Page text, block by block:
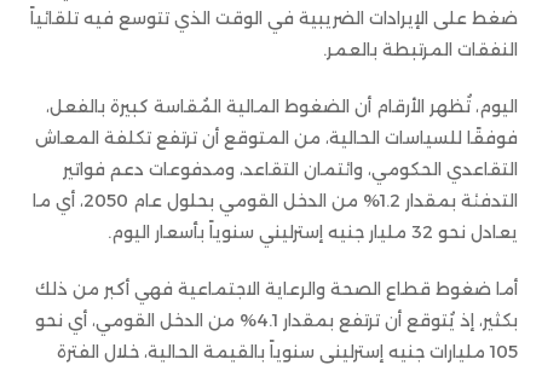
ضغط على الإيرادات الضريبية في الوقت الذي تتوسع فيه تلقائياً
النفقات المرتبطة بالعمر.
اليوم، تُظهر الأرقام أن الضغوط المالية المُقاسة كبيرة بالفعل،
فوفقًا للسياسات الحالية، من المتوقع أن ترتفع تكلفة المعاش
التقاعدي الحكومي، وائتمان التقاعد، ومدفوعات دعم فواتير
التدفئة بمقدار 1.2% من الدخل القومي بحلول عام 2050، أي ما
يعادل نحو 32 مليار جنيه إسترليني سنوياً بأسعار اليوم.
أما ضغوط قطاع الصحة والرعاية الاجتماعية فهي أكبر من ذلك
بكثير، إذ يُتوقع أن ترتفع بمقدار 4.1% من الدخل القومي، أي نحو
105 مليارات جنيه إسترليني سنوياً بالقيمة الحالية، خلال الفترة